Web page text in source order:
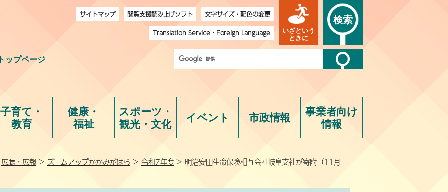
トップページ
サイトマップ 閲覧支援読み上げソフト
文字サイズ・配色の変更
Translation Service・ Foreign Language
いざという
ときに
検索
子育て・
教育
健康・
福祉
スポーツ・
観光・文化
イベント 市政情報
事業者向け
情報
広聴・広報 > ズームアップかかみがはら > 令和7年度 > 明治安田生命保険相互会社岐阜支社が寄附（11月